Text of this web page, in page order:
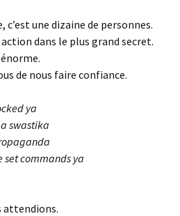
une dizaine de personnes.
dans le plus grand secret.
de nous faire confiance.
ya
swastika
set commands ya
attendions.